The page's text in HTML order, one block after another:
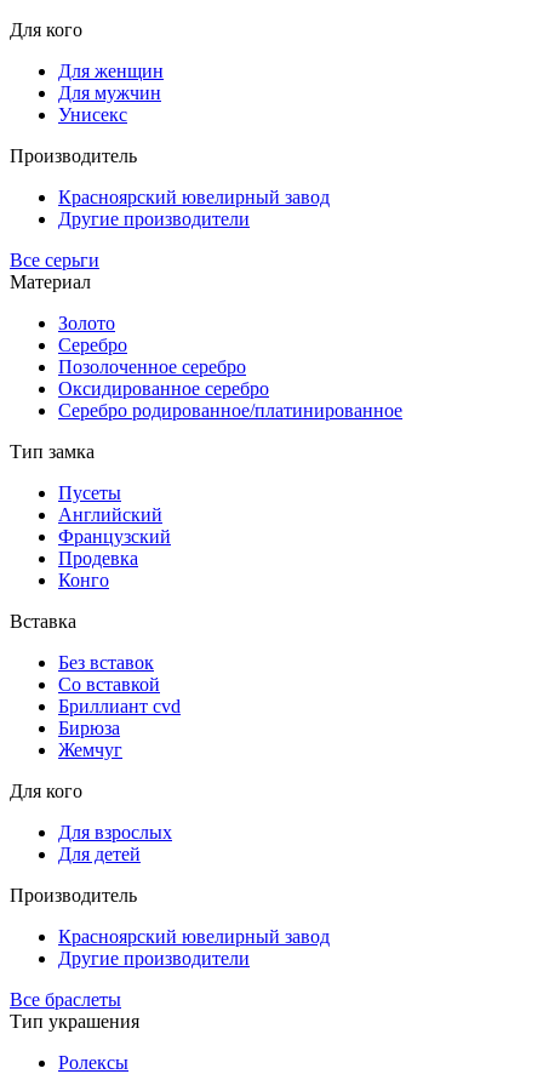
Для кого
Для женщин
Для мужчин
Унисекс
Производитель
Красноярский ювелирный завод
Другие производители
Все серьги
Материал
Золото
Серебро
Позолоченное серебро
Оксидированное серебро
Серебро родированное/платинированное
Тип замка
Пусеты
Английский
Французский
Продевка
Конго
Вставка
Без вставок
Со вставкой
Бриллиант cvd
Бирюза
Жемчуг
Для кого
Для взрослых
Для детей
Производитель
Красноярский ювелирный завод
Другие производители
Все браслеты
Тип украшения
Ролексы